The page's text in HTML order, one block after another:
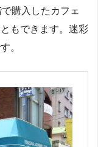
購入したカフェ
もできます。迷彩
。